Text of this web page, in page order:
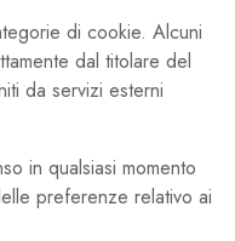
di cookie. Alcuni
dal titolare del
da servizi esterni
in qualsiasi momento
preferenze relativo ai